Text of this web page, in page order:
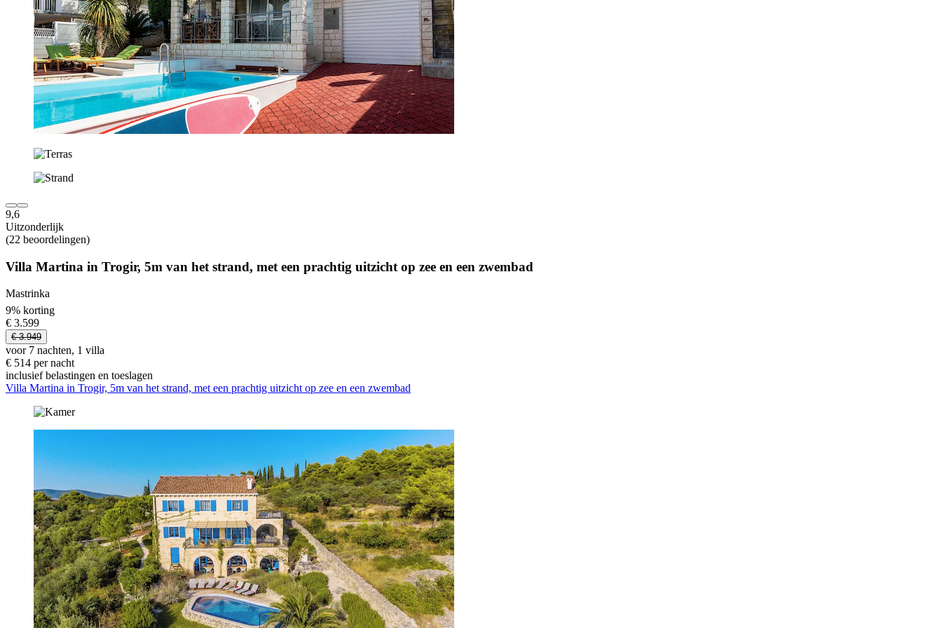
9,6
Uitzonderlijk
(22 beoordelingen)
Villa Martina in Trogir, 5m van het strand, met een prachtig uitzicht op zee en een zwembad
Mastrinka
9% korting
€ 3.599
€ 3.949
voor 7 nachten, 1 villa
€ 514 per nacht
inclusief belastingen en toeslagen
Villa Martina in Trogir, 5m van het strand, met een prachtig uitzicht op zee en een zwembad